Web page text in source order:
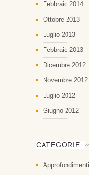
Febbraio 2014
Ottobre 2013
Luglio 2013
Febbraio 2013
Dicembre 2012
Novembre 2012
Luglio 2012
Giugno 2012
CATEGORIE
Approfondimenti